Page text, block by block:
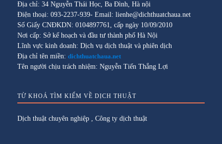
Địa chỉ: 34 Nguyễn Thái Học, Ba Đình, Hà nội
Điện thoại: 093-2237-939- Email: lienhe@dichthuatchaua.net
Số Giấy CNĐKDN: 0104897761, cấp ngày 10/09/2010
Nơi cấp: Sở kế hoạch và đầu tư thành phố Hà Nội
Lĩnh vực kinh doanh: Dịch vụ dịch thuật và phiên dịch
Địa chỉ tên miền: dichthuatchaua.net
Tên người chịu trách nhiệm: Nguyễn Tiến Thắng Lợi
TỪ KHOÁ TÌM KIẾM VỀ DỊCH THUẬT
Dịch thuật chuyên nghiệp , Công ty dịch thuật